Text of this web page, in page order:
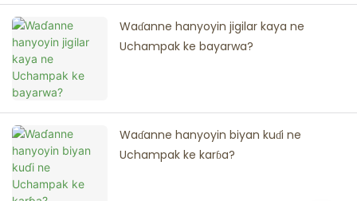
Waɗanne hanyoyin jigilar kaya ne
Uchampak ke bayarwa?
Waɗanne hanyoyin biyan kuɗi ne
Uchampak ke karɓa?